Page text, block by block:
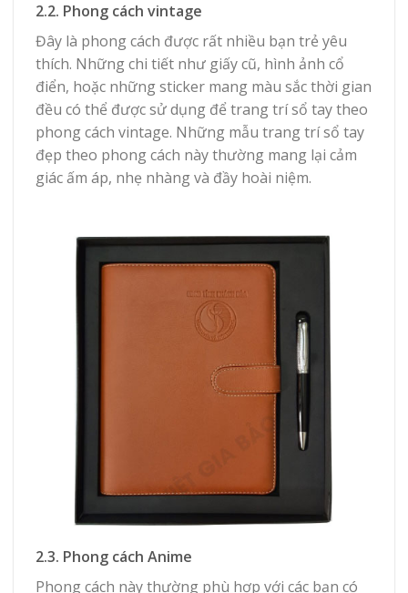
2.2. Phong cách vintage
Đây là phong cách được rất nhiều bạn trẻ yêu
thích. Những chi tiết như giấy cũ, hình ảnh cổ
điển, hoặc những sticker mang màu sắc thời gian
đều có thể được sử dụng để trang trí sổ tay theo
phong cách vintage. Những mẫu trang trí sổ tay
đẹp theo phong cách này thường mang lại cảm
giác ấm áp, nhẹ nhàng và đầy hoài niệm.
2.3. Phong cách Anime
Phong cách này thường phù hợp với các bạn có